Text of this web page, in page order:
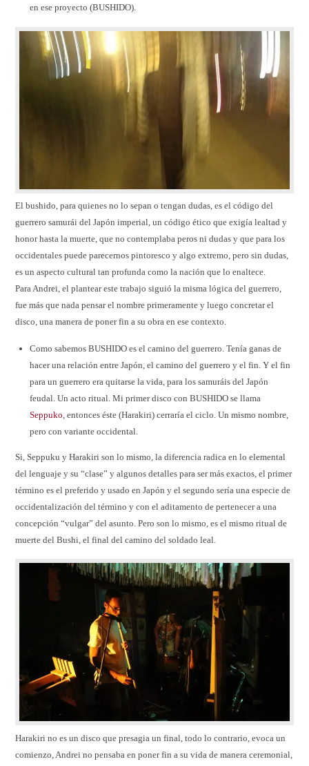
en ese proyecto (BUSHIDO).
El bushido, para quienes no lo sepan o tengan dudas, es el código del
guerrero samurái del Japón imperial, un código ético que exigía lealtad y
honor hasta la muerte, que no contemplaba peros ni dudas y que para los
occidentales puede parecernos pintoresco y algo extremo, pero sin dudas,
es un aspecto cultural tan profunda como la nación que lo enaltece.
Para Andrei, el plantear este trabajo siguió la misma lógica del guerrero,
fue más que nada pensar el nombre primeramente y luego concretar el
disco, una manera de poner fin a su obra en ese contexto.
Como sabemos BUSHIDO es el camino del guerrero. Tenía ganas de
hacer una relación entre Japón, el camino del guerrero y el fin. Y el fin
para un guerrero era quitarse la vida, para los samuráis del Japón
feudal. Un acto ritual. Mi primer disco con BUSHIDO se llama
Seppuko , entonces éste (Harakiri) cerraría el ciclo. Un mismo nombre,
pero con variante occidental.
Si, Seppuku y Harakiri son lo mismo, la diferencia radica en lo elemental
del lenguaje y su “clase” y algunos detalles para ser más exactos, el primer
término es el preferido y usado en Japón y el segundo sería una especie de
occidentalización del término y con el aditamento de pertenecer a una
concepción “vulgar” del asunto. Pero son lo mismo, es el mismo ritual de
muerte del Bushi, el final del camino del soldado leal.
Harakiri no es un disco que presagia un final, todo lo contrario, evoca un
comienzo, Andrei no pensaba en poner fin a su vida de manera ceremonial,